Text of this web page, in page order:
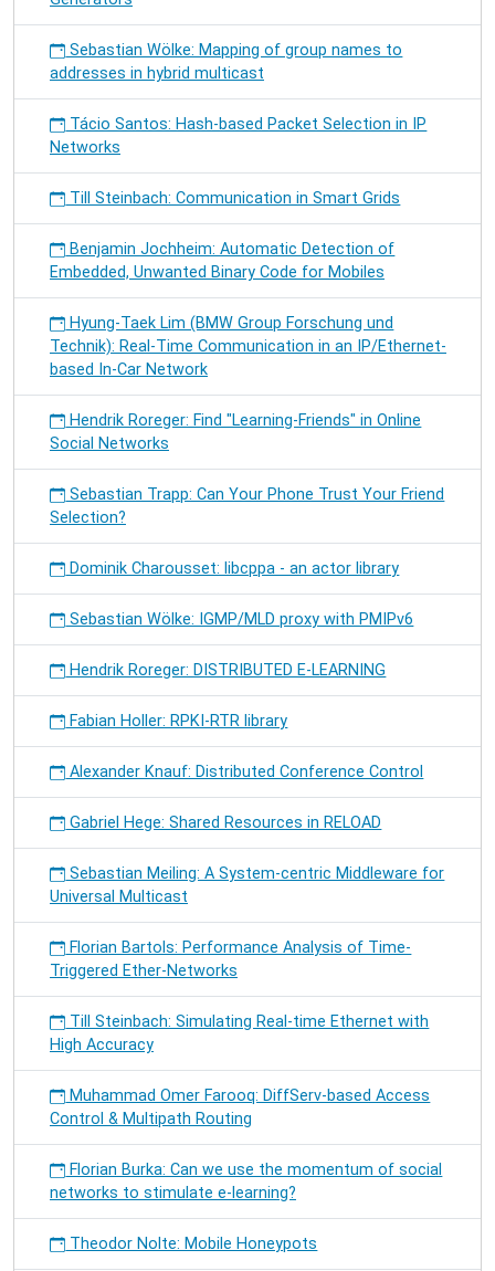
Sebastian Wölke: Mapping of group names to
addresses in hybrid multicast
Tácio Santos: Hash-based Packet Selection in IP
Networks
Till Steinbach: Communication in Smart Grids
Benjamin Jochheim: Automatic Detection of
Embedded, Unwanted Binary Code for Mobiles
Hyung-Taek Lim (BMW Group Forschung und
Technik): Real-Time Communication in an IP/Ethernet-
based In-Car Network
Hendrik Roreger: Find "Learning-Friends" in Online
Social Networks
Sebastian Trapp: Can Your Phone Trust Your Friend
Selection?
Dominik Charousset: libcppa - an actor library
Sebastian Wölke: IGMP/MLD proxy with PMIPv6
Hendrik Roreger: DISTRIBUTED E-LEARNING
Fabian Holler: RPKI-RTR library
Alexander Knauf: Distributed Conference Control
Gabriel Hege: Shared Resources in RELOAD
Sebastian Meiling: A System-centric Middleware for
Universal Multicast
Florian Bartols: Performance Analysis of Time-
Triggered Ether-Networks
Till Steinbach: Simulating Real-time Ethernet with
High Accuracy
Muhammad Omer Farooq: DiffServ-based Access
Control & Multipath Routing
Florian Burka: Can we use the momentum of social
networks to stimulate e-learning?
Theodor Nolte: Mobile Honeypots